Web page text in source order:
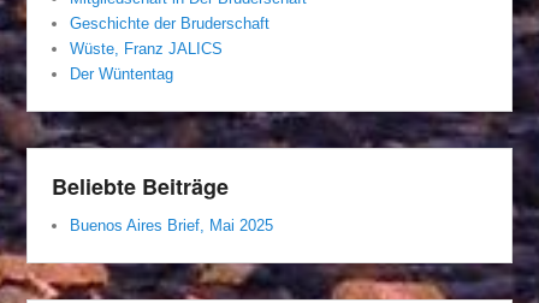
Geschichte der Bruderschaft
Wüste, Franz JALICS
Der Wüntentag
Beliebte Beiträge
Buenos Aires Brief, Mai 2025